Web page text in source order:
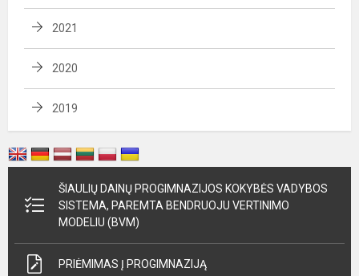
2021
2020
2019
ŠIAULIŲ DAINŲ PROGIMNAZIJOS KOKYBĖS VADYBOS
SISTEMA, PAREMTA BENDRUOJU VERTINIMO
MODELIU (BVM)
PRIĖMIMAS Į PROGIMNAZIJĄ